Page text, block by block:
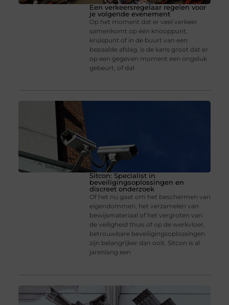
Een verkeersregelaar regelen voor
je volgende evenement
Op het moment dat er veel verkeer
samenkomt op één knooppunt,
kruispunt of in de buurt van een
bepaalde afslag, is de kans groot dat er
op een gegeven moment een ongeluk
gebeurt, of dat
Sitcon: Specialist in
beveiligingsoplossingen en
discreet onderzoek
Of het nu gaat om het beschermen van
eigendommen, het verzamelen van
bewijsmateriaal of het vergroten van
de veiligheid thuis of op de werkvloer,
betrouwbare beveiligingsoplossingen
zijn belangrijker dan ooit. Sitcon is al
jarenlang een